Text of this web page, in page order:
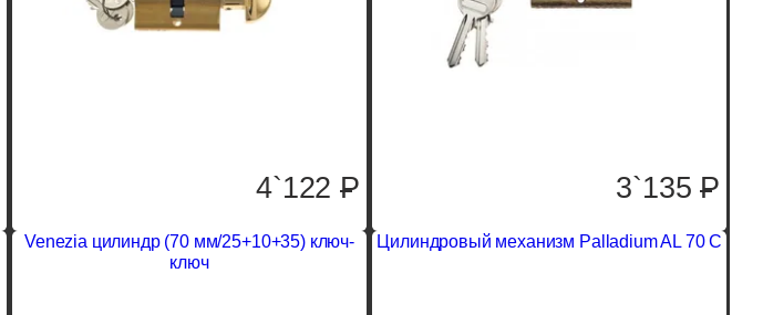
4`122P 3`135P
Venezia цилиндр (70 мм/25+10+35) ключ-
ключ
Цилиндровый механизм Palladium AL 70 C